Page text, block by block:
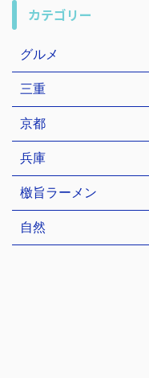
カテゴリー
グルメ
三重
京都
兵庫
檄旨ラーメン
自然